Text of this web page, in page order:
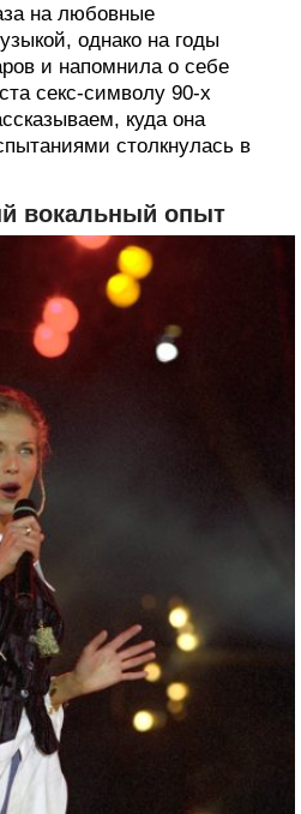
на любовные
однако на годы
и напомнила о себе
секс-символу 90-х
куда она
столкнулась в
вокальный опыт